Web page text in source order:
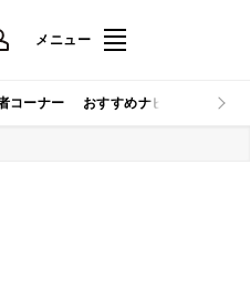
メニュー
コーナー おすすめナビ マイナビ